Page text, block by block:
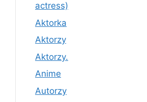
actress)
Aktorka
Aktorzy
Aktorzy.
Anime
Autorzy